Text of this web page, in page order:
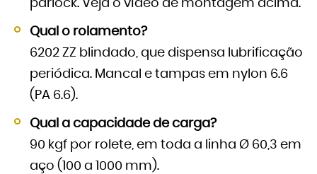
parlock. Veja o vídeo de montagem acima.
Qual o rolamento?
6202 ZZ blindado, que dispensa lubrificação
periódica. Mancal e tampas em nylon 6.6
(PA 6.6).
Qual a capacidade de carga?
90 kgf por rolete, em toda a linha Ø 60,3 em
aço (100 a 1000 mm).